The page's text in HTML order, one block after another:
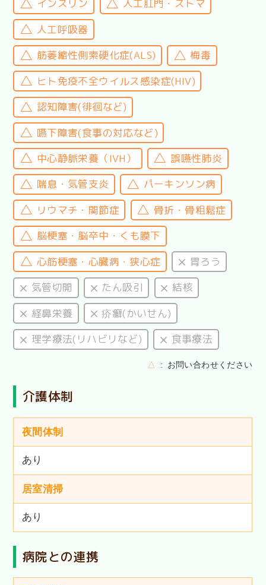
インスリン
人工肛門・ストマ
人工呼吸器
筋萎縮性側索硬化症(ALS)
梅毒
ヒト免疫不全ウイルス感染症(HIV)
認知障害(徘徊など)
嚥下障害(食事の対応など)
中心静脈栄養（IVH）
誤嚥性肺炎
喘息・気管支炎
パーキンソン病
リウマチ・関節症
骨折・骨粗鬆症
脳梗塞・脳卒中・くも膜下
心筋梗塞・心臓病・狭心症
胃ろう
気管切開
たん吸引
結核
経鼻栄養
疥癬(かいせん)
理学療法(リハビリなど)
食事療法
△ お問い合わせください
介護体制
夜間体制
あり
居室清掃
あり
病院との連携